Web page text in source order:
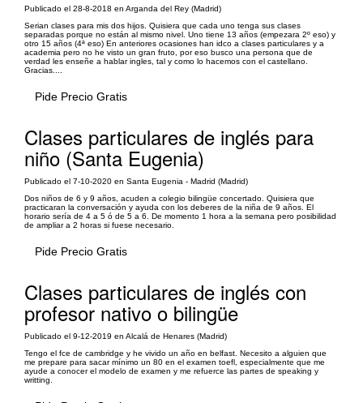
Publicado el 28-8-2018 en Arganda del Rey (Madrid)
Serian clases para mis dos hijos. Quisiera que cada uno tenga sus clases
separadas porque no están al mismo nivel. Uno tiene 13 años (empezara 2º eso) y
otro 15 años (4ª eso) En anteriores ocasiones han idco a clases particulares y a
academia pero no he visto un gran fruto, por eso busco una persona que de
verdad les enseñe a hablar ingles, tal y como lo hacemos con el castellano.
Gracias....
Pide Precio Gratis
Clases particulares de inglés para
niño (Santa Eugenia)
Publicado el 7-10-2020 en Santa Eugenia - Madrid (Madrid)
Dos niños de 6 y 9 años, acuden a colegio bilingüe concertado. Quisiera que
practicaran la conversación y ayuda con los deberes de la niña de 9 años. El
horario sería de 4 a 5 ó de 5 a 6. De momento 1 hora a la semana pero posibilidad
de ampliar a 2 horas si fuese necesario.
Pide Precio Gratis
Clases particulares de inglés con
profesor nativo o bilingüe
Publicado el 9-12-2019 en Alcalá de Henares (Madrid)
Tengo el fce de cambridge y he vivido un año en belfast. Necesito a alguien que
me prepare para sacar mínimo un 80 en el examen toefl, especialmente que me
ayude a conocer el modelo de examen y me refuerce las partes de speaking y
writting.